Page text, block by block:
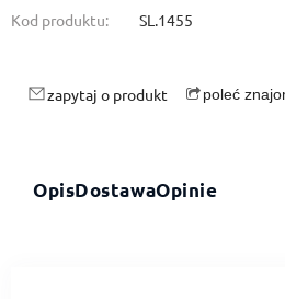
Kod produktu:
SL.1455
zapytaj o produkt poleć
OpisDostawaOpinie